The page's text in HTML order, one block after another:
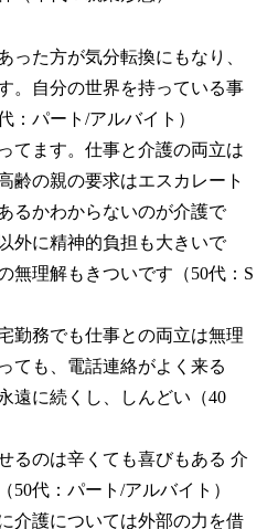
った方が気分転換にもなり、
。自分の世界を持っている事
：パート/アルバイト）
てます。仕事と介護の両立は
齢の親の要求はエスカレート
るかわからないのが介護で
外に精神的負担も大きいで
無理解もきついです（50代：S
勤務でも仕事との両立は無理
ても、電話連絡がよく来る
遠に続くし、しんどい（40
るのは辛くても喜びもある 介
50代：パート/アルバイト）
介護については外部の力を借